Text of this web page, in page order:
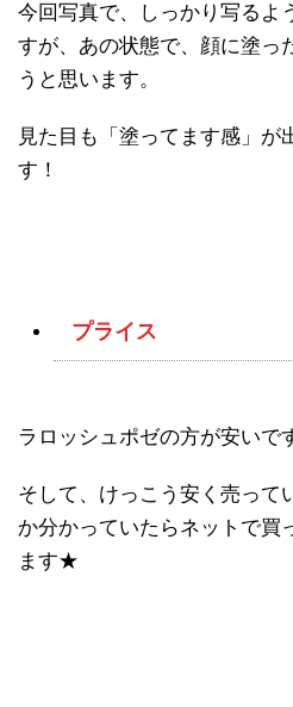
今回写真で、しっかり写るよ
すが、あの状態で、顔に塗っ
うと思います。
見た目も「塗ってます感」が
す！
プライス
ラロッシュポゼの方が安いで
そして、けっこう安く売って
か分かっていたらネットで買
ます★